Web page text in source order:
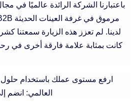
باعتبارنا الشركة الرائدة عالميًا في
لدينا. لم تعزز هذه الزيارة سمعتنا
كانت بمثابة علامة فارقة أخرى في